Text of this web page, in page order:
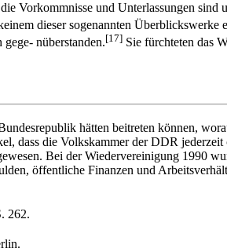
Vorkommnisse und Unterlassungen sind
dieser sogenannten
nüberstanden.[17] Sie fürchteten das
hätten beitreten können,
dass die Volkskammer der DDR
Bei der Wiederver­einigung 1990
öffentliche Finanzen und
262.